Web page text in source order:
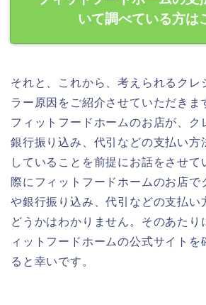
いて調べている方は
それと、これから、考えられるクレ
ラー原因をご紹介させていただきま
フィットフードホームのお店が、ク
銀行振り込み、代引などの支払い方
していることを前提にお話をさせて
際にフィットフードホームのお店で
や銀行振り込み、代引などの支払い
どうかはわかりません。そのあたり
ィットフードホームの公式サイトを
ると幸いです。